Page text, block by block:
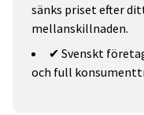
sänks priset efter
mellanskillnaden.
✔ Svenskt
och full